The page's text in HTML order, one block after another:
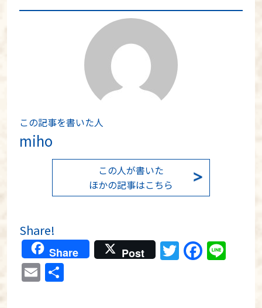
この記事を書いた人
miho
この人が書いた
ほかの記事はこちら
Share!
Share Post Twitter
Email